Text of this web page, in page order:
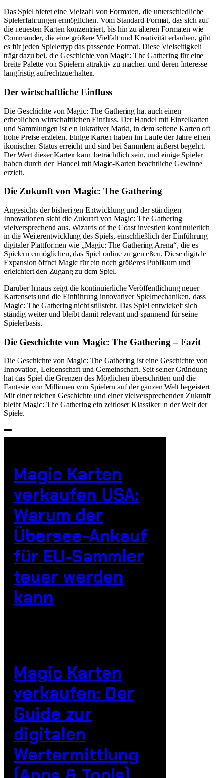
Das Spiel bietet eine Vielzahl von Formaten, die unterschiedliche
Spielerfahrungen ermöglichen. Vom Standard-Format, das sich auf
die neuesten Karten konzentriert, bis hin zu älteren Formaten wie
Commander, die eine größere Vielfalt und Kreativität erlauben, gibt
es für jeden Spielertyp das passende Format. Diese Vielseitigkeit
trägt dazu bei, die Geschichte von Magic: The Gathering für eine
breite Palette von Spielern attraktiv zu machen und deren Interesse
langfristig aufrechtzuerhalten.
Der wirtschaftliche Einfluss
Die Geschichte von Magic: The Gathering hat auch einen
erheblichen wirtschaftlichen Einfluss. Der Handel mit Einzelkarten
und Sammlungen ist ein lukrativer Markt, in dem seltene Karten oft
hohe Preise erzielen. Einige Karten haben im Laufe der Jahre einen
ikonischen Status erreicht und sind bei Sammlern äußerst begehrt.
Der Wert dieser Karten kann beträchtlich sein, und einige Spieler
haben durch den Handel mit Magic-Karten beachtliche Gewinne
erzielt.
Die Zukunft von Magic: The Gathering
Angesichts der bisherigen Entwicklung und der ständigen
Innovationen sieht die Zukunft von Magic: The Gathering
vielversprechend aus. Wizards of the Coast investiert kontinuierlich
in die Weiterentwicklung des Spiels, einschließlich der Einführung
digitaler Plattformen wie „Magic: The Gathering Arena“, die es
Spielern ermöglichen, das Spiel online zu genießen. Diese digitale
Expansion öffnet Magic für ein noch größeres Publikum und
erleichtert den Zugang zu dem Spiel.
Darüber hinaus zeigt die kontinuierliche Veröffentlichung neuer
Kartensets und die Einführung innovativer Spielmechaniken, dass
Magic: The Gathering nicht stillsteht. Das Spiel entwickelt sich
ständig weiter und bleibt damit relevant und spannend für seine
Spielerbasis.
Die Geschichte von Magic: The Gathering – Fazit
Die Geschichte von Magic: The Gathering ist eine Geschichte von
Innovation, Leidenschaft und Gemeinschaft. Seit seiner Gründung
hat das Spiel die Grenzen des Möglichen überschritten und die
Fantasie von Millionen von Spielern auf der ganzen Welt begeistert.
Mit einer reichen Geschichte und einer vielversprechenden Zukunft
bleibt Magic: The Gathering ein zeitloser Klassiker in der Welt der
Spiele.
Magic Karten
verkaufen USA:
Warum der
Übersee-Ankauf
für EU-Sammler
teuer werden
kann
Magic Karten
verkaufen: Der
Guide zur
digitalen
Wertermittlung